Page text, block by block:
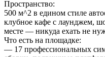
Пространство:
500 м^2 в едином стиле
клубное кафе с лаунджем,
месте — никуда ехать не
Что есть на площадке:
— 17 профессиональных